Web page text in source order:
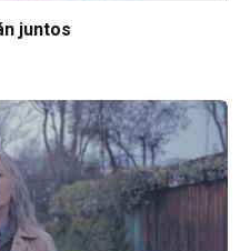
juntos